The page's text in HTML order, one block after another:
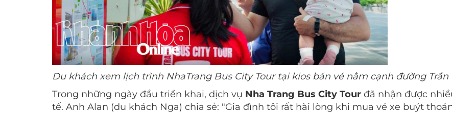
Du khách xem lịch trình NhaTrang Bus City Tour tại kios bán vé nằm cạnh đường Trần
Trong những ngày đầu triển khai, dịch vụ Nha Trang Bus City Tour đã nhận được
tế. Anh Alan (du khách Nga) chia sẻ: "Gia đình tôi rất hài lòng khi mua vé xe buýt